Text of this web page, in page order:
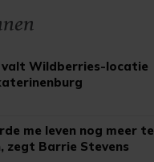
valt Wildberries-locatie
me leven nog meer te
zegt Barrie Stevens